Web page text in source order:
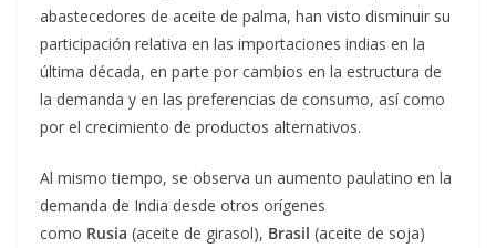
abastecedores de aceite de palma, han visto disminuir su
participación relativa en las importaciones indias en la
última década, en parte por cambios en la estructura de
la demanda y en las preferencias de consumo, así como
por el crecimiento de productos alternativos.
Al mismo tiempo, se observa un aumento paulatino en la
demanda de India desde otros orígenes
como Rusia (aceite de girasol), Brasil (aceite de soja)